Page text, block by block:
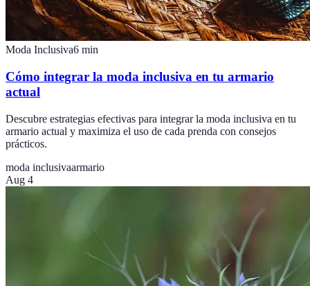
Moda Inclusiva6 min
Cómo integrar la moda inclusiva en tu armario
actual
Descubre estrategias efectivas para integrar la moda inclusiva en tu
armario actual y maximiza el uso de cada prenda con consejos
prácticos.
moda inclusivaarmario
Aug 4